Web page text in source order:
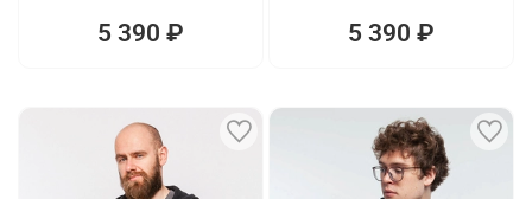
5 390 ₽ 5 390 ₽